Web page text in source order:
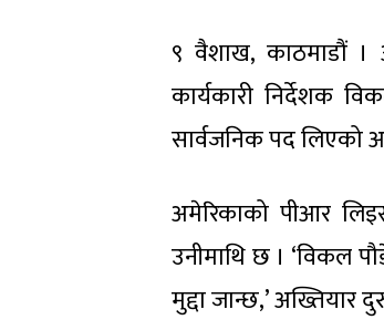
९ वैशाख, काठमाडौं ।
कार्यकारी निर्देशक
सार्वजनिक पद लिएको
अमेरिकाको पीआर
उनीमाथि छ । ‘विकल
मुद्दा जान्छ,’